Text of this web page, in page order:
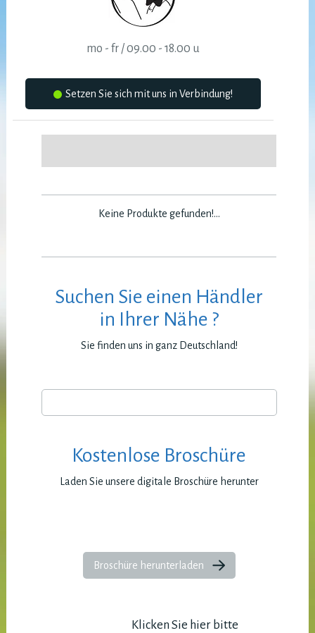
mo - fr / 09.00 - 18.00 u
Setzen Sie sich mit uns in Verbindung!
Keine Produkte gefunden!...
Suchen Sie einen Händler
in Ihrer Nähe ?
Sie finden uns in ganz Deutschland!
Kostenlose Broschüre
Laden Sie unsere digitale Broschüre herunter
Broschüre herunterladen
Klicken Sie hier bitte